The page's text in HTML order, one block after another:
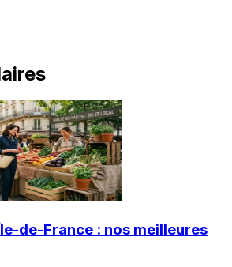
de-France : nos meilleures